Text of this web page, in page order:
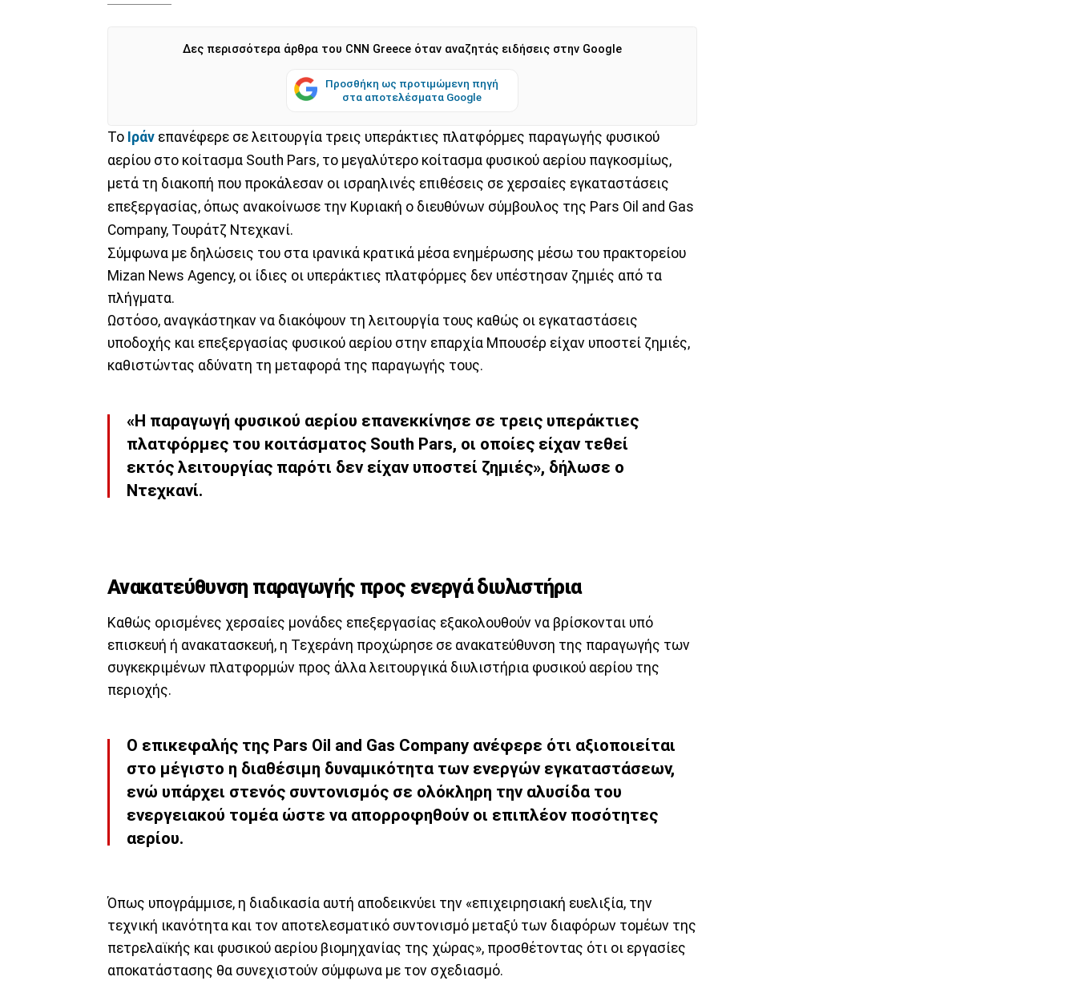
Δες περισσότερα άρθρα του CNN Greece όταν αναζητάς ειδήσεις στην Google
Προσθήκη ως προτιμώμενη πηγή
στα αποτελέσματα Google
Το Ιράν επανέφερε σε λειτουργία τρεις υπεράκτιες πλατφόρμες παραγωγής φυσικού
αερίου στο κοίτασμα South Pars, το μεγαλύτερο κοίτασμα φυσικού αερίου παγκοσμίως,
μετά τη διακοπή που προκάλεσαν οι ισραηλινές επιθέσεις σε χερσαίες εγκαταστάσεις
επεξεργασίας, όπως ανακοίνωσε την Κυριακή ο διευθύνων σύμβουλος της Pars Oil and Gas
Company, Τουράτζ Ντεχκανί.
Σύμφωνα με δηλώσεις του στα ιρανικά κρατικά μέσα ενημέρωσης μέσω του πρακτορείου
Mizan News Agency, οι ίδιες οι υπεράκτιες πλατφόρμες δεν υπέστησαν ζημιές από τα
πλήγματα.
Ωστόσο, αναγκάστηκαν να διακόψουν τη λειτουργία τους καθώς οι εγκαταστάσεις
υποδοχής και επεξεργασίας φυσικού αερίου στην επαρχία Μπουσέρ είχαν υποστεί ζημιές,
καθιστώντας αδύνατη τη μεταφορά της παραγωγής τους.
«Η παραγωγή φυσικού αερίου επανεκκίνησε σε τρεις υπεράκτιες
πλατφόρμες του κοιτάσματος South Pars, οι οποίες είχαν τεθεί
εκτός λειτουργίας παρότι δεν είχαν υποστεί ζημιές», δήλωσε ο
Ντεχκανί.
Ανακατεύθυνση παραγωγής προς ενεργά διυλιστήρια
Καθώς ορισμένες χερσαίες μονάδες επεξεργασίας εξακολουθούν να βρίσκονται υπό
επισκευή ή ανακατασκευή, η Τεχεράνη προχώρησε σε ανακατεύθυνση της παραγωγής των
συγκεκριμένων πλατφορμών προς άλλα λειτουργικά διυλιστήρια φυσικού αερίου της
περιοχής.
Ο επικεφαλής της Pars Oil and Gas Company ανέφερε ότι αξιοποιείται
στο μέγιστο η διαθέσιμη δυναμικότητα των ενεργών εγκαταστάσεων,
ενώ υπάρχει στενός συντονισμός σε ολόκληρη την αλυσίδα του
ενεργειακού τομέα ώστε να απορροφηθούν οι επιπλέον ποσότητες
αερίου.
Όπως υπογράμμισε, η διαδικασία αυτή αποδεικνύει την «επιχειρησιακή ευελιξία, την
τεχνική ικανότητα και τον αποτελεσματικό συντονισμό μεταξύ των διαφόρων τομέων της
πετρελαϊκής και φυσικού αερίου βιομηχανίας της χώρας», προσθέτοντας ότι οι εργασίες
αποκατάστασης θα συνεχιστούν σύμφωνα με τον σχεδιασμό.